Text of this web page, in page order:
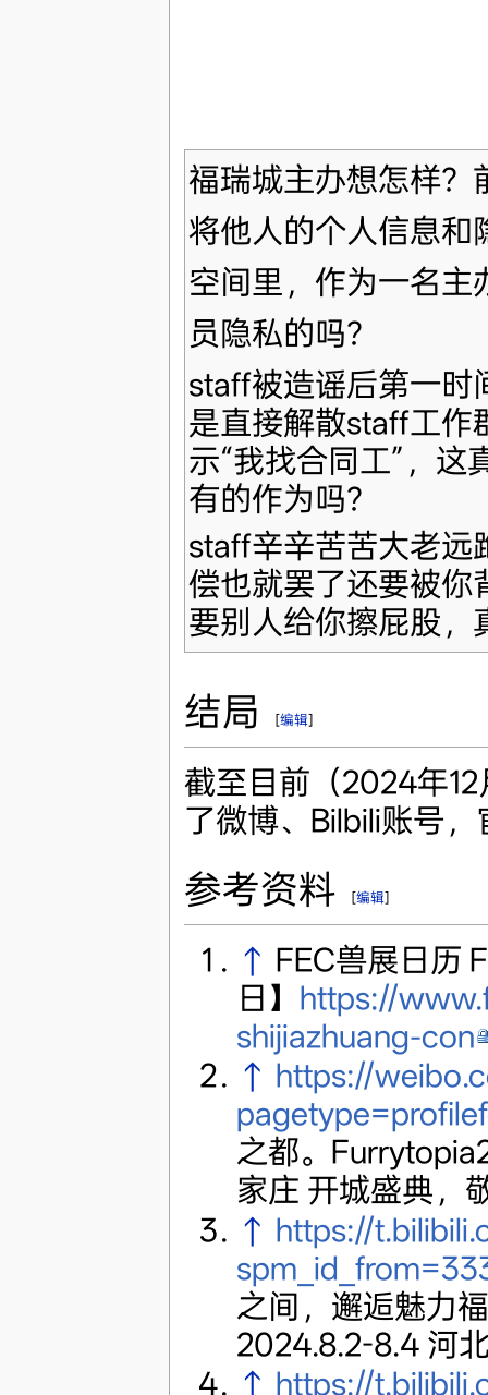
福瑞城主办想怎样？
将他人的个人信息和
空间里，作为一名主
员隐私的吗？
staff被造谣后第一时
是直接解散staff工作
示“我找合同工”，这
有的作为吗？
staff辛辛苦苦大老远
偿也就罢了还要被你
要别人给你擦屁股，
结局 [编辑]
截至目前（2024年
了微博、Bilbili账号
参考资料 [编辑]
↑ FEC兽展日历
日】 https://
shijiazhuang-con
↑ https://
之都。
家庄 开城盛典，
↑ https://
之间，邂逅魅力
2024.8.2-8.4 河
↑ https://